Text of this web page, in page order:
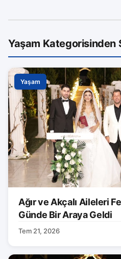
Yaşam Kategorisinden
Yaşam
Ağır ve Akçalı Aileleri
Günde Bir Araya Geldi
Tem 21, 2026